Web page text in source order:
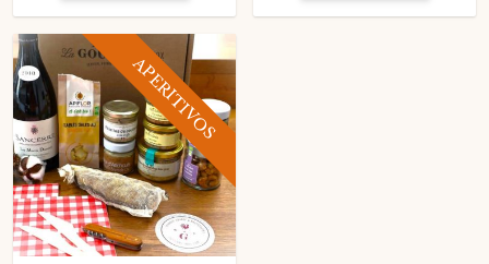
APERITIVOS